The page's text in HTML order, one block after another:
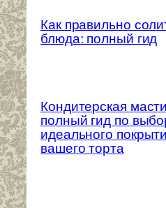
Как правильно
блюда: полный гид
Кондитерская
полный гид по
идеального
вашего торта